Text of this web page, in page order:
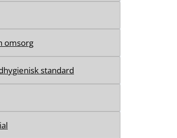
omsorg
standard